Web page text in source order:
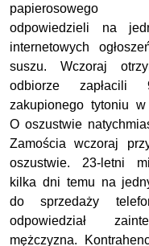
papierosowego
odpowiedzieli na
internetowych
suszu. Wczoraj
odbiorze zapłacili
zakupionego tytoniu
O oszustwie
Zamościa wczoraj
oszustwie. 23-letni
kilka dni temu na
do sprzedaży
odpowiedział
mężczyzna.